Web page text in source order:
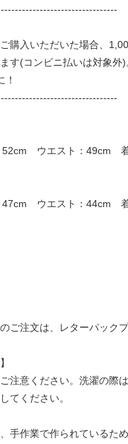
購入いただいた場合、
す(コンビニ払いは対象外)
52cm ウエスト：49cm
47cm ウエスト：44cm
ご注文は、レターパック
注意ください。洗濯の際
てください。
手作業で作られているた